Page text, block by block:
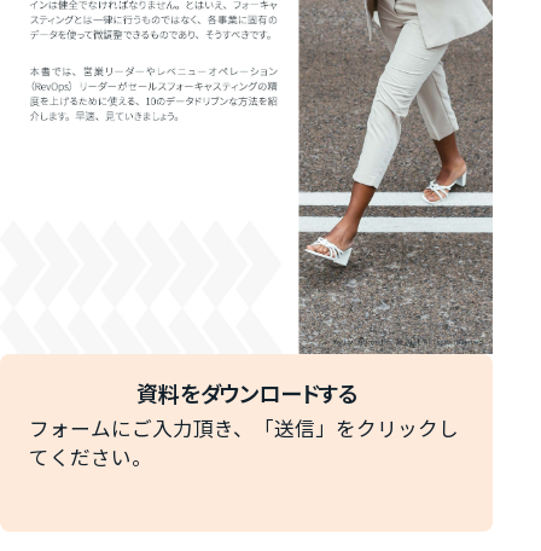
資料をダウンロードする
フォームにご入力頂き、「送信」をクリックし
てください。